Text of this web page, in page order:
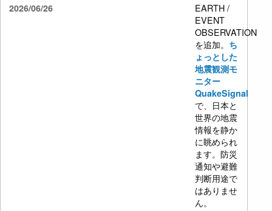
2026/06/26
EARTH /
EVENT
OBSERVATION
を追加。 ち
ょっとした
地震観測モ
ニター
QuakeSignal
で、日本と
世界の地震
情報を静か
に眺められ
ます。防災
通知や避難
判断用途で
はありませ
ん。